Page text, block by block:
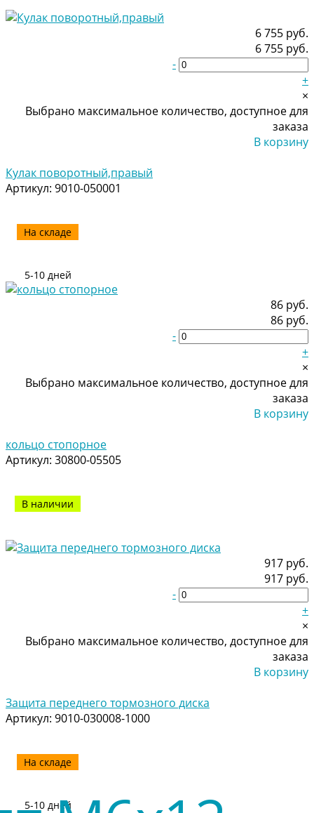
6 755 руб.
6 755 руб.
-
+
×
Выбрано максимальное количество, доступное для
заказа
В корзину
Кулак поворотный,правый
Артикул: 9010-050001
На складе
5-10 дней
917 руб.
917 руб.
-
+
×
Выбрано максимальное количество, доступное для
заказа
В корзину
Защита переднего тормозного диска
Артикул: 9010-030008-1000
На складе
5-10 дней
86 руб.
86 руб.
-
+
×
Выбрано максимальное количество, доступное для
заказа
В корзину
кольцо стопорное
Артикул: 30800-05505
В наличии